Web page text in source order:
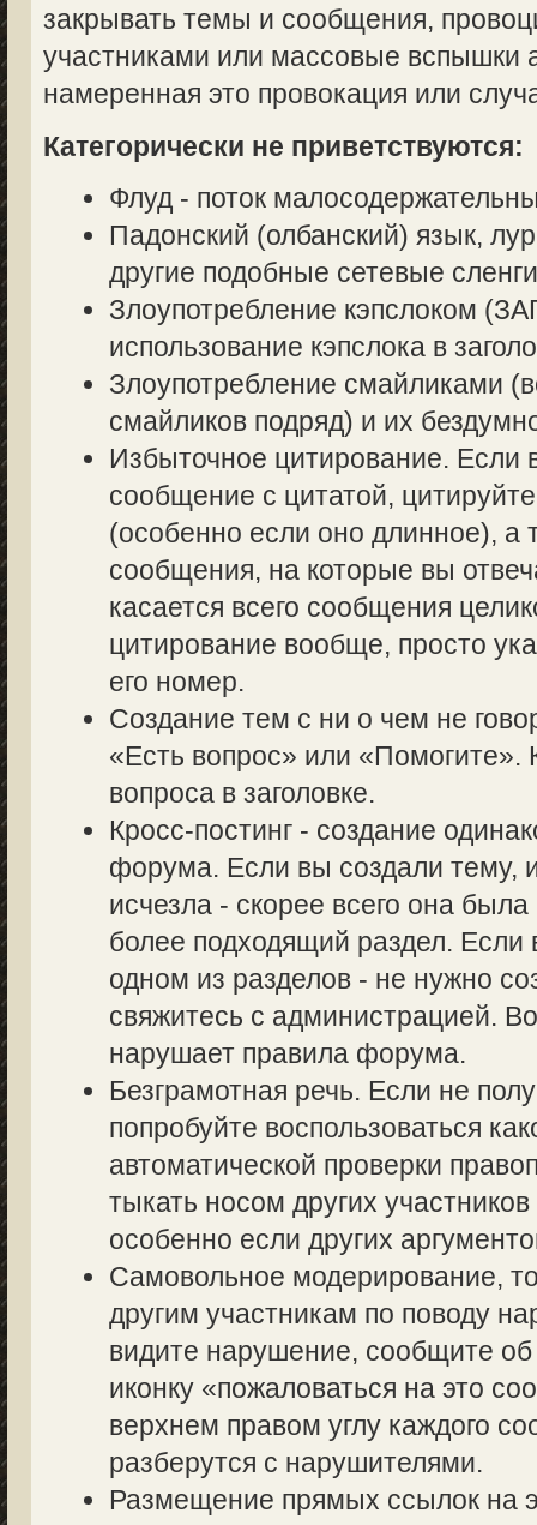
закрывать темы и сообщения,
участниками или массовые вспышки
намеренная это провокация или
Категорически не приветствуются:
Флуд - поток
Падонский (олбанский) язык,
другие подобные сетевые
Злоупотребление кэпслоком
использование кэпслока в
Злоупотребление смайликами
смайликов подряд) и их
Избыточное цитирование. Если
сообщение с цитатой,
(особенно если оно длинное), а
сообщения, на которые вы
касается всего сообщения
цитирование вообще, просто
его номер.
Создание тем с ни о чем не
«Есть вопрос» или «Помогите».
вопроса в заголовке.
Кросс-постинг - создание
форума. Если вы создали тему,
исчезла - скорее всего она
более подходящий раздел.
одном из разделов - не нужно
свяжитесь с администрацией.
нарушает правила форума.
Безграмотная речь. Если не
попробуйте воспользоваться
автоматической проверки
тыкать носом других
особенно если других
Самовольное модерирование,
другим участникам по поводу
видите нарушение, сообщите
иконку «пожаловаться на это
верхнем правом углу каждого
разберутся с нарушителями.
Размещение прямых ссылок на